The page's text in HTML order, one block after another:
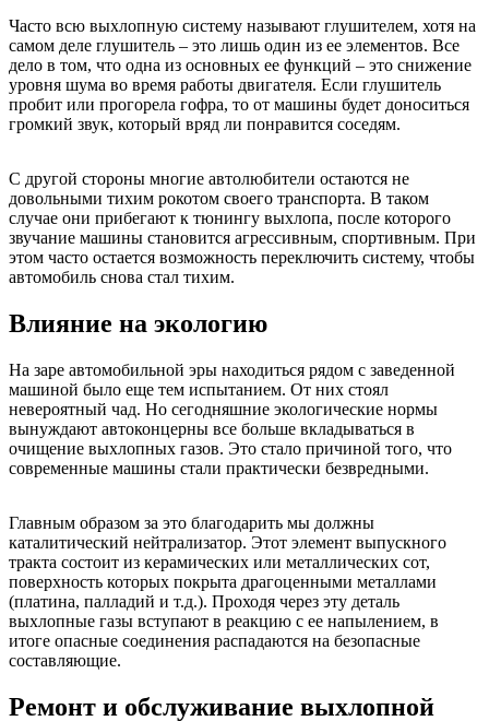
Часто всю выхлопную систему называют глушителем, хотя на
самом деле глушитель – это лишь один из ее элементов. Все
дело в том, что одна из основных ее функций – это снижение
уровня шума во время работы двигателя. Если глушитель
пробит или прогорела гофра, то от машины будет доноситься
громкий звук, который вряд ли понравится соседям.
С другой стороны многие автолюбители остаются не
довольными тихим рокотом своего транспорта. В таком
случае они прибегают к тюнингу выхлопа, после которого
звучание машины становится агрессивным, спортивным. При
этом часто остается возможность переключить систему, чтобы
автомобиль снова стал тихим.
Влияние на экологию
На заре автомобильной эры находиться рядом с заведенной
машиной было еще тем испытанием. От них стоял
невероятный чад. Но сегодняшние экологические нормы
вынуждают автоконцерны все больше вкладываться в
очищение выхлопных газов. Это стало причиной того, что
современные машины стали практически безвредными.
Главным образом за это благодарить мы должны
каталитический нейтрализатор. Этот элемент выпускного
тракта состоит из керамических или металлических сот,
поверхность которых покрыта драгоценными металлами
(платина, палладий и т.д.). Проходя через эту деталь
выхлопные газы вступают в реакцию с ее напылением, в
итоге опасные соединения распадаются на безопасные
составляющие.
Ремонт и обслуживание выхлопной